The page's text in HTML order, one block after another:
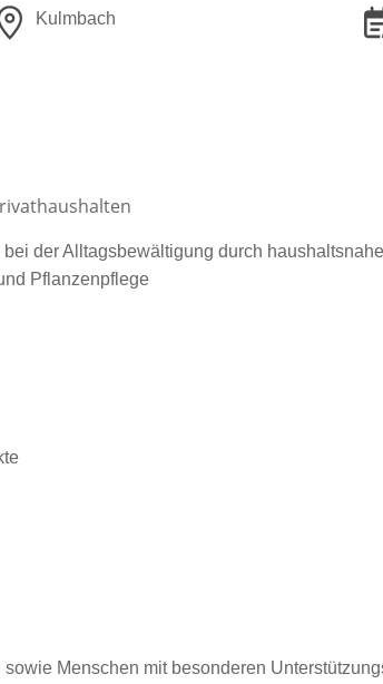
Kulmbach
der Alltagsbewältigung durch
Pflanzenpflege
Menschen mit besonderen